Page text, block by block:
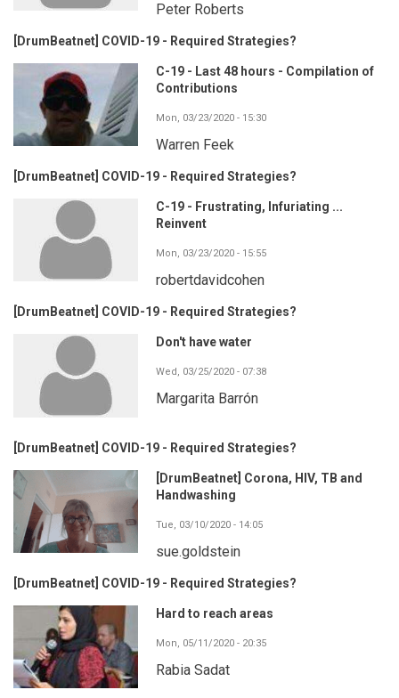
Peter Roberts
[DrumBeatnet] COVID-19 - Required Strategies?
C-19 - Last 48 hours - Compilation of
Contributions
Mon, 03/23/2020 - 15:30
Warren Feek
[DrumBeatnet] COVID-19 - Required Strategies?
C-19 - Frustrating, Infuriating ...
Reinvent
Mon, 03/23/2020 - 15:55
robertdavidcohen
[DrumBeatnet] COVID-19 - Required Strategies?
Don't have water
Wed, 03/25/2020 - 07:38
Margarita Barrón
[DrumBeatnet] COVID-19 - Required Strategies?
[DrumBeatnet] Corona, HIV, TB and
Handwashing
Tue, 03/10/2020 - 14:05
sue.goldstein
[DrumBeatnet] COVID-19 - Required Strategies?
Hard to reach areas
Mon, 05/11/2020 - 20:35
Rabia Sadat